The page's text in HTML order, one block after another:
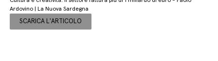
Ardovino | La Nuova Sardegna
SCARICA L'ARTICOLO